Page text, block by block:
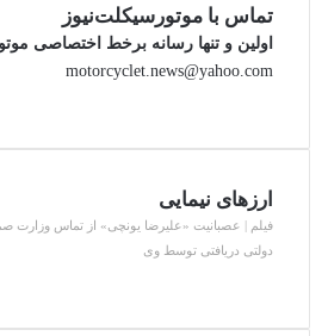
تماس با موتورسیکلت‌نیوز
اولین و تنها رسانه برخط اختصاصی
motorcyclet.news@yahoo.com
ارزهای نیمایی
فیلم | عصبانیت «علیرضا یونچی» از تماس وزارت
دولتی دریافتی توسط وی